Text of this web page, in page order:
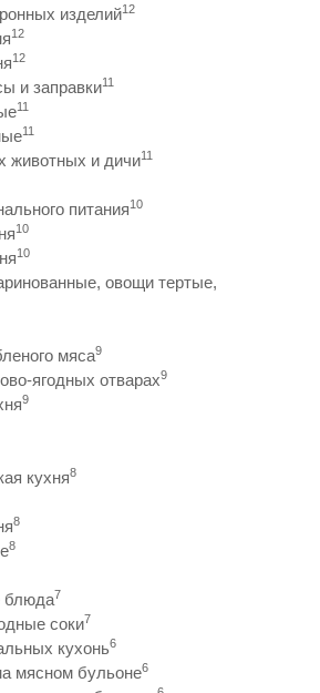
изделий12
12
12
и заправки11
11
11
животных и дичи11
питания10
10
10
овощи тертые,
мяса9
ягодных отварах9
9
кухня8
8
8
блюда7
соки7
кухонь6
мясном бульоне6